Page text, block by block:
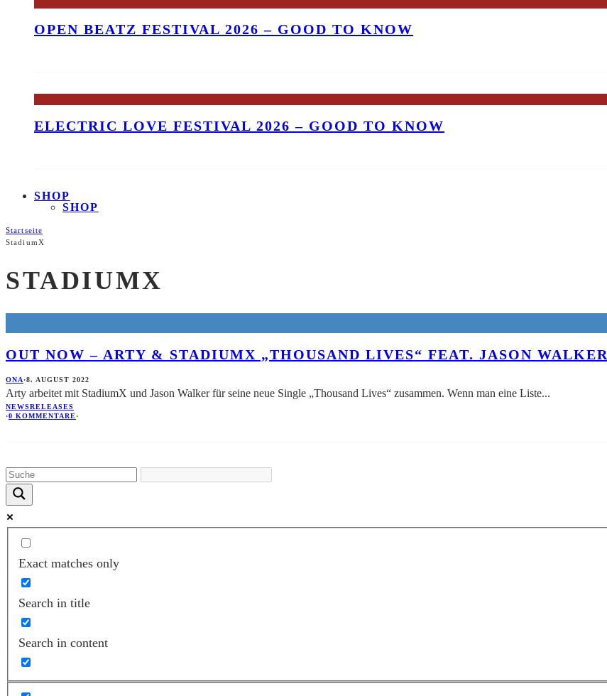
OPEN BEATZ FESTIVAL 2026 – GOOD TO KNOW
ELECTRIC LOVE FESTIVAL 2026 – GOOD TO KNOW
SHOP
SHOP
Startseite
StadiumX
STADIUMX
OUT NOW – ARTY & STADIUMX „THOUSAND LIVES“ FEAT. JASON WALKER
ONA·8. AUGUST 2022
Arty arbeitet mit StadiumX und Jason Walker für seine neue Single „Thousand Lives“ zusammen. Wenn man eine Liste...
NEWSRELEASES
·0 KOMMENTARE·
Exact matches only
Search in title
Search in content